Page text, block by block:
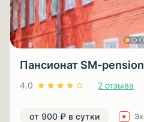
Пансионат SM-
4.0 2 отзыва
от 900 ₽ в сутки